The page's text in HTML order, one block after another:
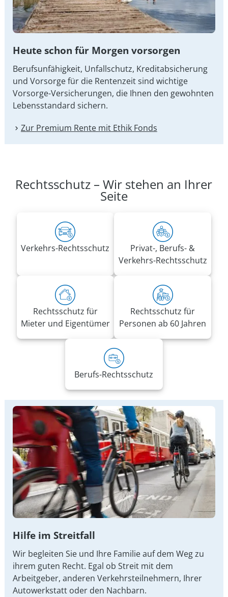
Heute schon für Morgen vorsorgen
Berufsunfähigkeit, Unfallschutz, Kreditabsicherung
und Vorsorge für die Rentenzeit sind wichtige
Vorsorge-Versicherungen, die Ihnen den gewohnten
Lebensstandard sichern.
Zur Premium Rente mit Ethik Fonds
Rechtsschutz – Wir stehen an Ihrer
Seite
Verkehrs-Rechtsschutz
Privat-, Berufs- &
Verkehrs-Rechtsschutz
Rechtsschutz für
Mieter und Eigentümer
Rechtsschutz für
Personen ab 60 Jahren
Berufs-Rechtsschutz
Hilfe im Streitfall
Wir begleiten Sie und Ihre Familie auf dem Weg zu
ihrem guten Recht. Egal ob Streit mit dem
Arbeitgeber, anderen Verkehrsteilnehmern, Ihrer
Autowerkstatt oder den Nachbarn.